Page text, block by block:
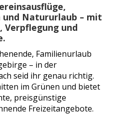
und Natururlaub – mit
Verpflegung und
Familienurlaub
– in der
seid ihr genau richtig.
im Grünen und bietet
preisgünstige
Freizeitangebote.